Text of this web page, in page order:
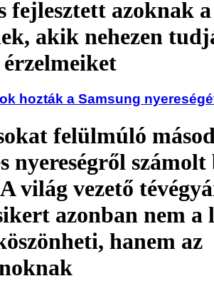
fejlesztett azoknak a
akik nehezen
hozták a Samsung
felülmúló
nyereségről számolt
világ vezető
azonban nem a
hanem az